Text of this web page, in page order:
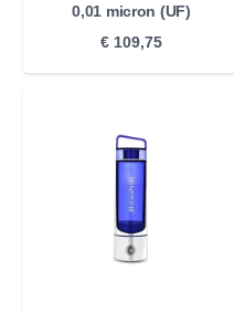
0,01 micron (UF)
€ 109,75